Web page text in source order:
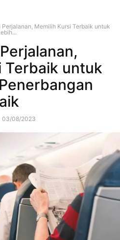
Perjalanan, Memilih Kursi Terbaik untuk
Terbaik untuk
03/08/2023